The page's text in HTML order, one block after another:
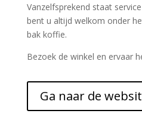
Vanzelfsprekend staat
bent u altijd welkom onder
bak koffie.
Bezoek de winkel en ervaar
Ga naar de